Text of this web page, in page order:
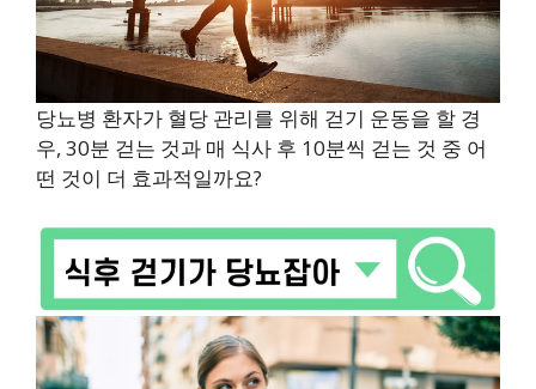
당뇨병 환자가 혈당 관리를 위해 걷기 운동을 할 경
우, 30분 걷는 것과 매 식사 후 10분씩 걷는 것 중 어
떤 것이 더 효과적일까요?